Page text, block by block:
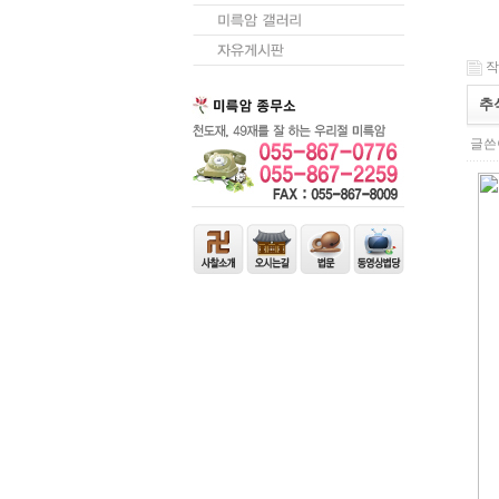
추
글